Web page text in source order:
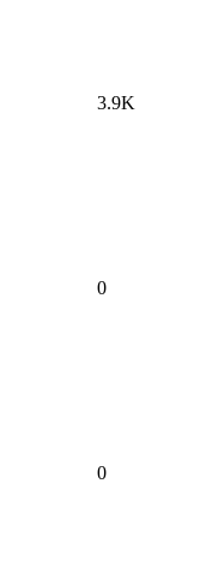
3.9K
0
0